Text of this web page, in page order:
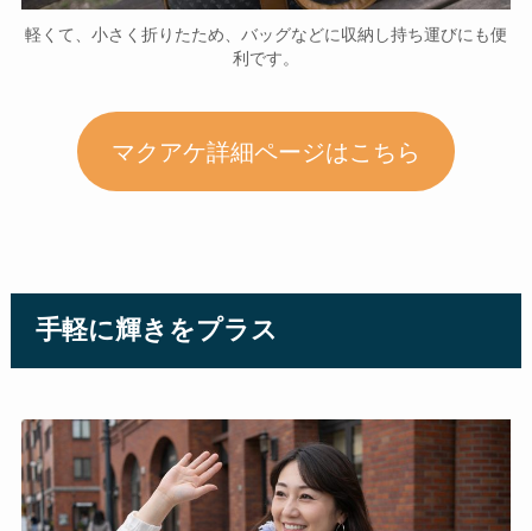
軽くて、小さく折りたため、バッグなどに収納し持ち運びにも便
利です。
マクアケ詳細ページはこちら
手軽に輝きをプラス